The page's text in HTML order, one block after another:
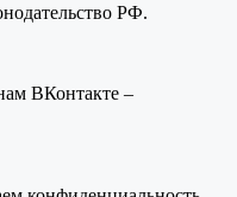
РФ.
ВКонтакте –